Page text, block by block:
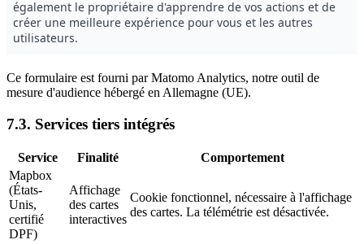
Ce formulaire est fourni par Matomo Analytics, notre outil de
mesure d'audience hébergé en Allemagne (UE).
7.3. Services tiers intégrés
Service Finalité
Comportement
Mapbox
(États-
Unis,
certifié
DPF)
Affichage
des cartes
interactives
Cookie fonctionnel, nécessaire à l'affichage
des cartes. La télémétrie est désactivée.